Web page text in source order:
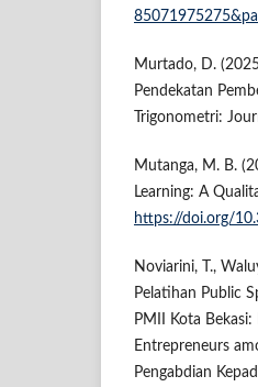
Murtado, D.
Pendekatan
Trigonometri:
Mutanga, M. B.
Learning: A
https://doi.org/
Noviarini, T.,
Pelatihan Public
PMII Kota
Entrepreneurs
Pengabdian